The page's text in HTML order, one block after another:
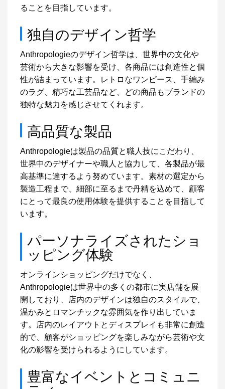
ることを目指しています。
独自のデザイン哲学
Anthropologieのデザイン哲学は、世界中の文化や
芸術から大きな影響を受け、各商品には創造性と個
性が詰まっています。レトロなワンピース、手編み
のラグ、精巧な工芸品など、どの商品もブランドの
独特な魅力を感じさせてくれます。
高品質な製品
Anthropologieは製品の品質と職人技にこだわり、
世界中のデザイナーや職人と協力して、各製品が最
高基準に達するよう努めています。素材の選定から
製造工程まで、細部に至るまで丹精を込めて、顧客
にとって最良の使用体験を提供することを目指して
います。
パーソナライズされたショ
ッピング体験
オンラインショッピングだけでなく、
Anthropologieは世界中の多くの都市に実店舗を展
開しており、店内のデザインは独自のスタイルで、
温かみとロマンチックな雰囲気を作り出していま
す。店内のレイアウトとディスプレイも非常に創造
的で、顧客がショッピングを楽しみながら芸術や文
化の影響を受けられるようにしています。
豊富なイベントとコミュニ